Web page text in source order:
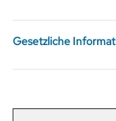
Gesetzliche